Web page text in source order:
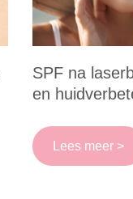
SPF na
en
Lees meer >